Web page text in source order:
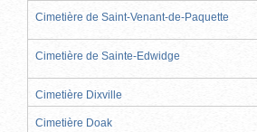
Cimetière de Saint-Venant-de-Paquette
Cimetière de Sainte-Edwidge
Cimetière Dixville
Cimetière Doak